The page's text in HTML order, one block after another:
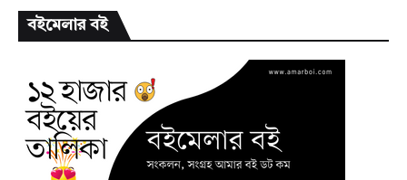
বইমেলার বই